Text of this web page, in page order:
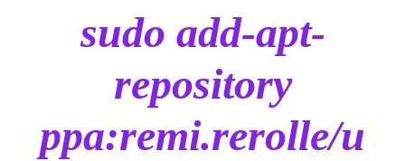
sudo add-apt-
repository
ppa:remi.rerolle/u